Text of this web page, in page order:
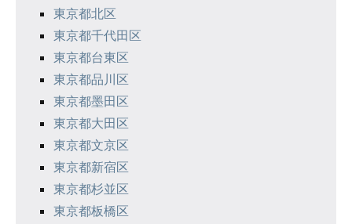
東京都北区
東京都千代田区
東京都台東区
東京都品川区
東京都墨田区
東京都大田区
東京都文京区
東京都新宿区
東京都杉並区
東京都板橋区